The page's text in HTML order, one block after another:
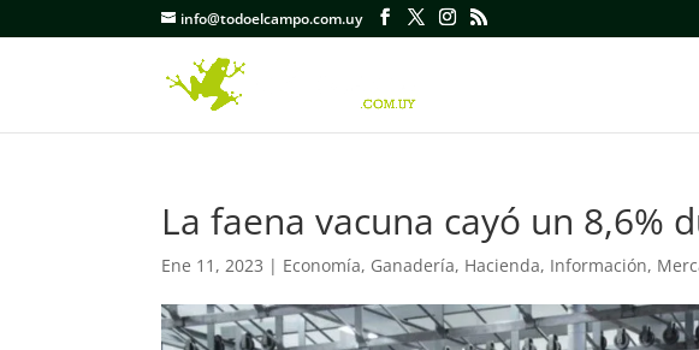
info@todoelcampo.com.uy
La faena vacuna cayó un 8,6%
Ene 11, 2023 | Economía, Ganadería, Hacienda, Información,